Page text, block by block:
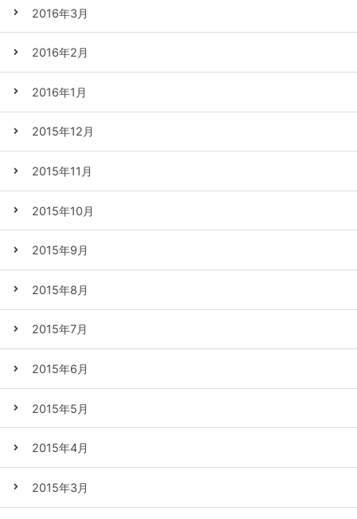
2016年3月
2016年2月
2016年1月
2015年12月
2015年11月
2015年10月
2015年9月
2015年8月
2015年7月
2015年6月
2015年5月
2015年4月
2015年3月